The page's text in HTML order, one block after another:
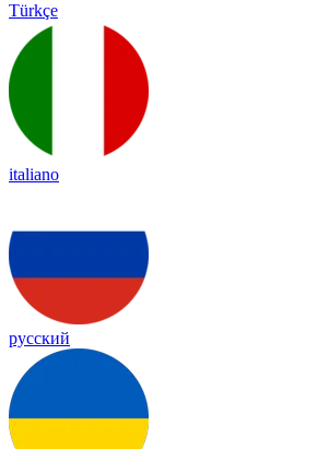
Türkçe
italiano
русский